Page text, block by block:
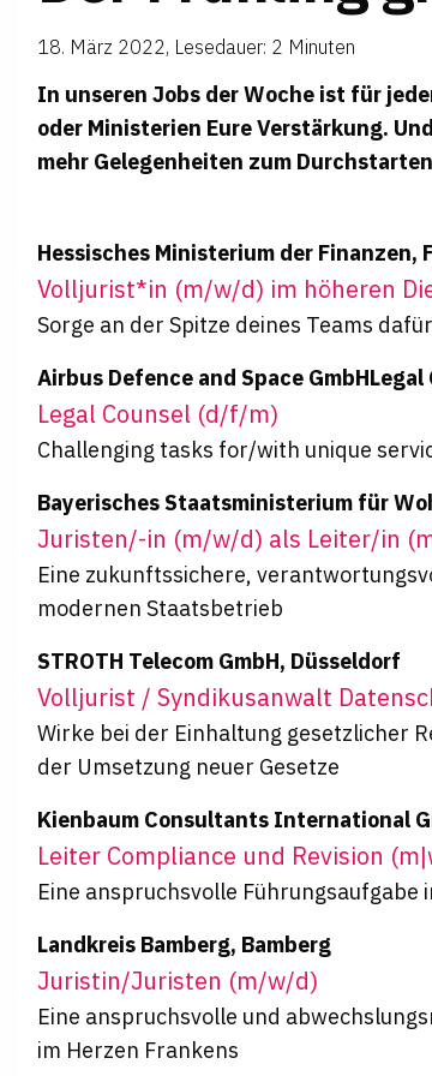
18. März 2022, Lesedauer: 2 Minuten
In unseren Jobs der Woche ist für
oder Ministerien Eure Verstärkung.
mehr Gelegenheiten zum
Hessisches Ministerium der Finanzen,
Volljurist*in (m/w/d) im höheren
Sorge an der Spitze deines Teams
Airbus Defence and Space
Legal Counsel (d/f/m)
Challenging tasks for/with unique
Bayerisches Staatsministerium für
Juristen/-in (m/w/d) als Leiter/in
Eine zukunftssichere,
modernen Staatsbetrieb
STROTH Telecom GmbH, Düsseldorf
Volljurist / Syndikusanwalt
Wirke bei der Einhaltung gesetzlicher
der Umsetzung neuer Gesetze
Kienbaum Consultants International
Leiter Compliance und Revision
Eine anspruchsvolle
Landkreis Bamberg, Bamberg
Juristin/Juristen (m/w/d)
Eine anspruchsvolle und
im Herzen Frankens